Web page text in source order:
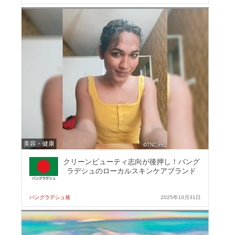
美容・健康
クリーンビューティ志向が後押し！バング
ラデシュのローカルスキンケアブランド
バングラデシュ発 2025年10月31日